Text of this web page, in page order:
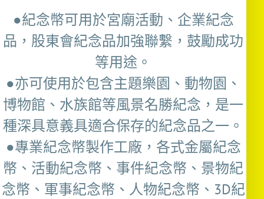
●紀念幣可用於宮廟活動、企業紀念
品，股東會紀念品加強聯繫，鼓勵成功
等用途。
●亦可使用於包含主題樂園、動物園、
博物館、水族館等風景名勝紀念，是一
種深具意義具適合保存的紀念品之一。
●專業紀念幣製作工廠，各式金屬紀念
幣、活動紀念幣、事件紀念幣、景物紀
念幣、軍事紀念幣、人物紀念幣、3D紀